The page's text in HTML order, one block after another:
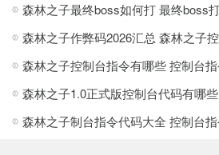
森林之子最终boss如何打 最终boss
森林之子作弊码2026汇总 森林之子
森林之子控制台指令有哪些 控制台